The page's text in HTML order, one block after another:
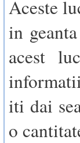
Aceste
in
acest
iti dai
o